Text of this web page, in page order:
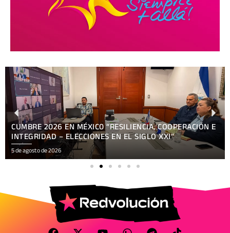
DIPUTAD@S DEL PARLACEN RESPALDAN REFORMA
CONSTITUCIONAL
5 de agosto de 2026